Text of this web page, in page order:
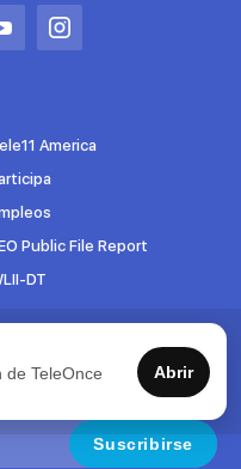
Abrir
pestaña
Abrir
pestaña
America
Public File Report
DT
pasa en TeleOnce,
Suscribirse
TeleOnce
Abrir